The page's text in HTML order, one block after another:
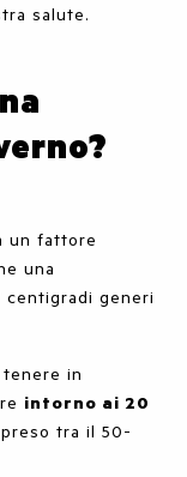
salute.
un fattore
una
centigradi generi
in
intorno ai 20
tra il 50-